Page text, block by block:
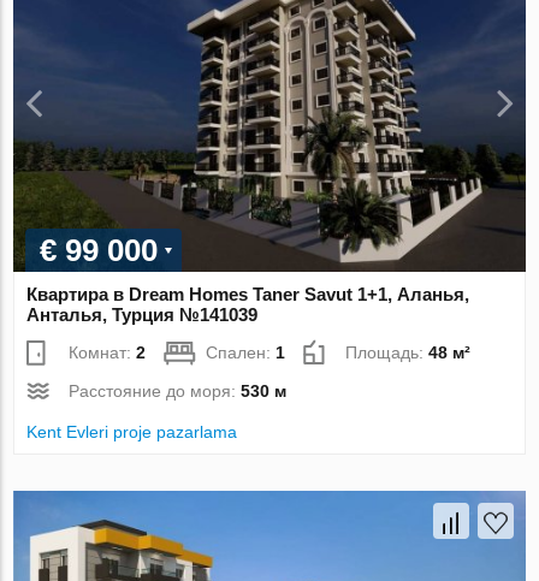
€ 99 000
Квартира в Dream Homes Taner Savut 1+1, Аланья,
Анталья, Турция №141039
Комнат:2 Спален:1 Площадь:48 м²
Расстояние до моря:530 м
Kent Evleri proje pazarlama